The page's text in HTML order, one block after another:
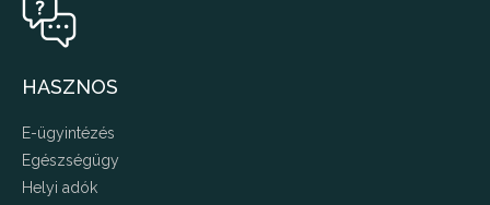
HASZNOS
E-ügyintézés
Egészségügy
Helyi adók